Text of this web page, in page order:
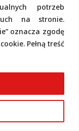
potrzeb
na stronie.
oznacza zgodę
Pełną treść
nie